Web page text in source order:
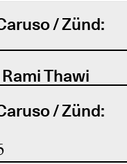
/ Zünd:
Thawi
/ Zünd: